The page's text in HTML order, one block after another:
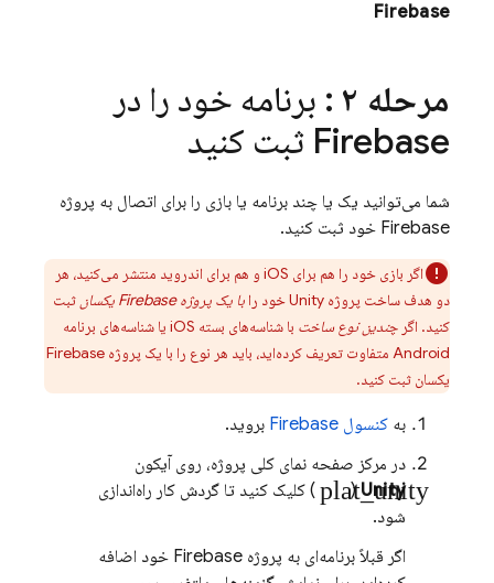
Firebase
مرحله ۲
: برنامه خود را در
Firebase ثبت کنید
شما می‌توانید یک یا چند برنامه یا بازی را برای اتصال به پروژه
Firebase خود ثبت کنید.
اگر بازی خود را هم برای iOS و هم برای اندروید منتشر می‌کنید، هر
دو هدف ساخت پروژه Unity خود را
با یک پروژه Firebase یکسان
ثبت
کنید. اگر چندین نوع ساخت
با شناسه‌های بسته iOS یا شناسه‌های برنامه
Android متفاوت تعریف کرده‌اید، باید هر نوع را با یک پروژه Firebase
یکسان ثبت کنید.
به کنسول Firebase بروید.
در مرکز صفحه نمای کلی پروژه، روی آیکون
Unity
(
plat_unity ) کلیک کنید تا گردش کار راه‌اندازی
شود.
اگر قبلاً برنامه‌ای به پروژه Firebase خود اضافه